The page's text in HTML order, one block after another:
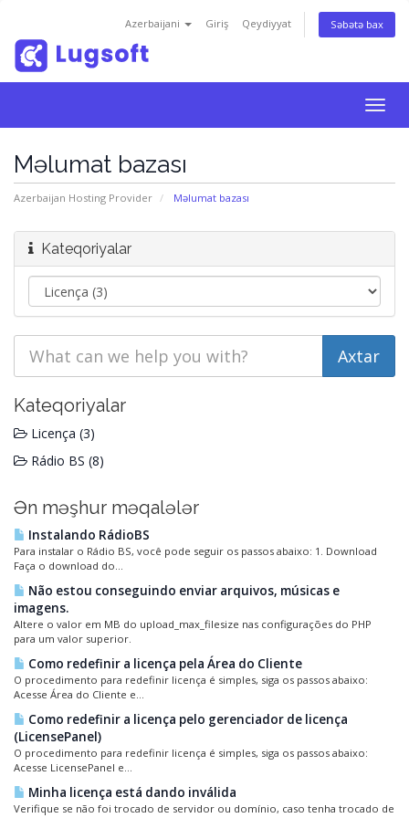
Azerbaijani Giriş Qeydiyyat Səbətə bax
Məlumat bazası
Azerbaijan Hosting Provider Məlumat bazası
Kateqoriyalar
Kateqoriyalar
Licença (3)
Rádio BS (8)
Ən məşhur məqalələr
Instalando RádioBS
Para instalar o Rádio BS, você pode seguir os passos abaixo: 1. Download
Faça o download do...
Não estou conseguindo enviar arquivos, músicas e
imagens.
Altere o valor em MB do upload_max_filesize nas configurações do PHP
para um valor superior.
Como redefinir a licença pela Área do Cliente
O procedimento para redefinir licença é simples, siga os passos abaixo:
Acesse Área do Cliente e...
Como redefinir a licença pelo gerenciador de licença
(LicensePanel)
O procedimento para redefinir licença é simples, siga os passos abaixo:
Acesse LicensePanel e...
Minha licença está dando inválida
Verifique se não foi trocado de servidor ou domínio, caso tenha trocado de